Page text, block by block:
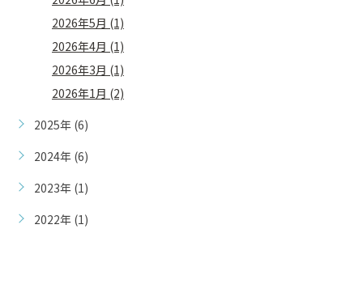
2026年5月 (1)
2026年4月 (1)
2026年3月 (1)
2026年1月 (2)
2025年 (6)
2024年 (6)
2023年 (1)
2022年 (1)